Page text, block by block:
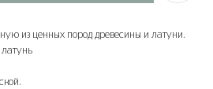
из ценных пород древесины и латуни.
латунь